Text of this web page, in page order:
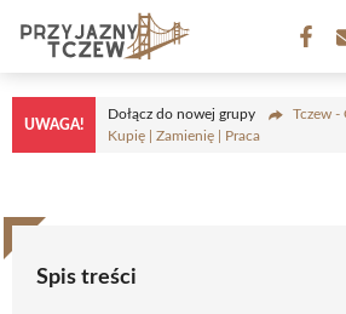
treści
UWAGA!
Dołącz do nowej grupy
Tczew -
Kupię | Zamienię | Praca
Spis treści